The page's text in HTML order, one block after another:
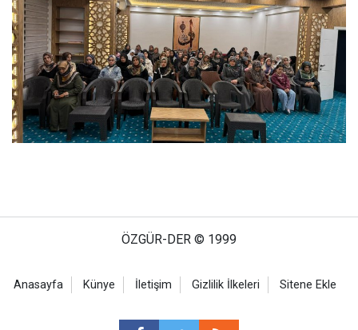
ÖZGÜR-DER © 1999
Anasayfa Künye İletişim Gizlilik İlkeleri Sitene Ekle